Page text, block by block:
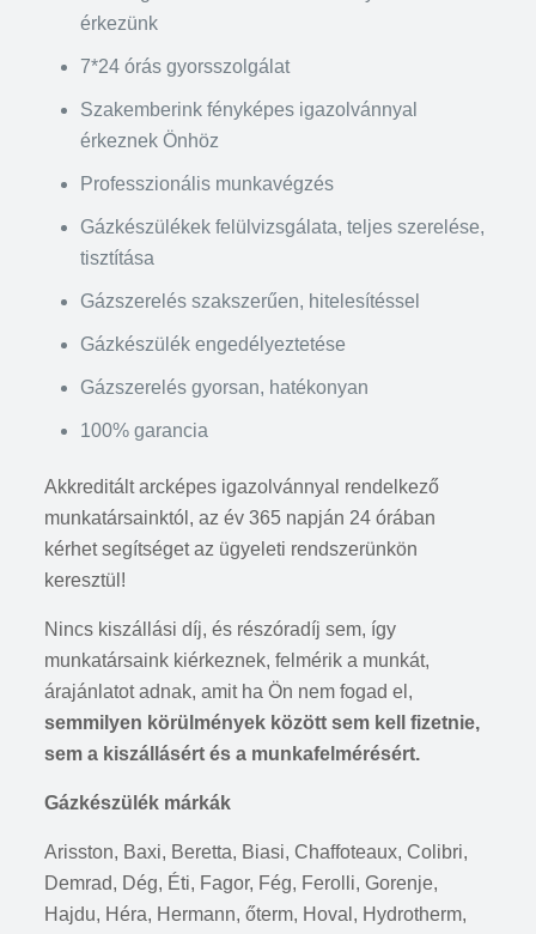
érkezünk
7*24 órás gyorsszolgálat
Szakemberink fényképes igazolvánnyal
érkeznek Önhöz
Professzionális munkavégzés
Gázkészülékek felülvizsgálata, teljes szerelése,
tisztítása
Gázszerelés szakszerűen, hitelesítéssel
Gázkészülék engedélyeztetése
Gázszerelés gyorsan, hatékonyan
100% garancia
Akkreditált arcképes igazolvánnyal rendelkező
munkatársainktól, az év 365 napján 24 órában
kérhet segítséget az ügyeleti rendszerünkön
keresztül!
Nincs kiszállási díj, és részóradíj sem, így
munkatársaink kiérkeznek, felmérik a munkát,
árajánlatot adnak, amit ha Ön nem fogad el,
semmilyen körülmények között sem kell fizetnie,
sem a kiszállásért és a munkafelmérésért.
Gázkészülék márkák
Arisston, Baxi, Beretta, Biasi, Chaffoteaux, Colibri,
Demrad, Dég, Éti, Fagor, Fég, Ferolli, Gorenje,
Hajdu, Héra, Hermann, őterm, Hoval, Hydrotherm,